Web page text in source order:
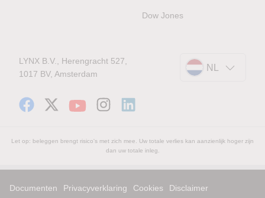
Dow Jones
LYNX B.V., Herengracht 527,
1017 BV, Amsterdam
NL
Let op: beleggen brengt risico's met zich mee. Uw totale verlies kan aanzienlijk hoger zijn
dan uw totale inleg.
Documenten Privacyverklaring Cookies
Disclaimer